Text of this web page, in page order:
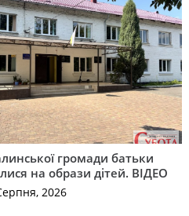
громади батьки
на образи дітей. ВІДЕО
2026